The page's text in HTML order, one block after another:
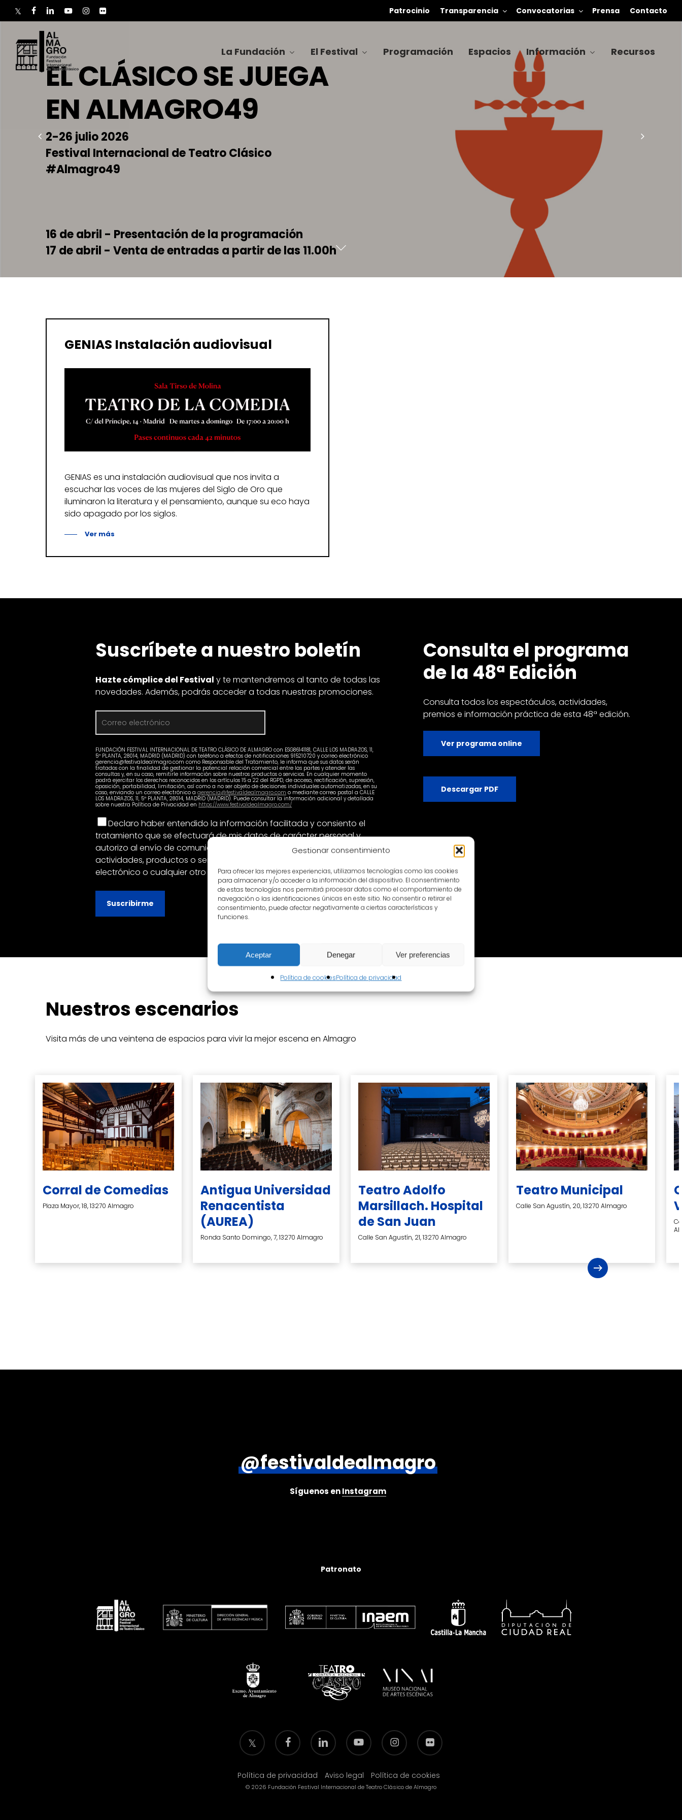
Gestionar consentimiento
Para ofrecer las mejores experiencias, utilizamos tecnologías como las cookies
para almacenar y/o acceder a la información del dispositivo. El consentimiento
de estas tecnologías nos permitirá procesar datos como el comportamiento de
navegación o las identificaciones únicas en este sitio. No consentir o retirar el
consentimiento, puede afectar negativamente a ciertas características y
funciones.
Aceptar Denegar Ver preferencias
Política de cookiesPolítica de privacidad
content
twitterfacebooklinkedinyoutubeinstagram
flickr
Patrocinio Transparencia Convocatorias Prensa Contacto
Hit enter to search or ESC to close
La Fundación El Festival Programación Espacios Información Recursos
EL CLÁSICO SE JUEGA
EN ALMAGRO49
2-26 julio 2026
Festival Internacional de Teatro Clásico
#Almagro49
16 de abril - Presentación de la programación
17 de abril - Venta de entradas a partir de las 11.00h
GENIAS Instalación audiovisual
GENIAS es una instalación audiovisual que nos invita a
escuchar las voces de las mujeres del Siglo de Oro que
iluminaron la literatura y el pensamiento, aunque su eco haya
sido apagado por los siglos.
Ver más
Suscríbete a nuestro boletín
Hazte cómplice del Festival y te mantendremos al tanto de todas las
novedades. Además, podrás acceder a todas nuestras promociones.
FUNDACIÓN FESTIVAL INTERNACIONAL DE TEATRO CLÁSICO DE ALMAGRO con ESG86141181, CALLE LOS MADRAZOS, 11,
5ª PLANTA, 28014, MADRID (MADRID) con teléfono a efectos de notificaciones 915210720 y correo electrónico
gerencia@festivaldealmagro.com como Responsable del Tratamiento, le informa que sus datos serán
tratados con la finalidad de gestionar la potencial relación comercial entre las partes y atender las
consultas y, en su caso, remitirle información sobre nuestros productos o servicios. En cualquier momento
podrá ejercitar los derechos reconocidos en los artículos 15 a 22 del RGPD, de acceso, rectificación, supresión,
oposición, portabilidad, limitación, así como a no ser objeto de decisiones individuales automatizadas, en su
caso, enviando un correo electrónico agerencia@festivaldealmagro.com o mediante correo postal a CALLE
LOS MADRAZOS, 11, 5ª PLANTA, 28014, MADRID (MADRID). Puede consultar la información adicional y detallada
sobre nuestra Política de Privacidad en https://www.festivaldealmagro.com/
Declaro haber entendido la información facilitada y consiento el
tratamiento que se efectuará de mis datos de carácter personal y
autorizo al envío de comunicaciones informativas relativas a las
actividades, productos o servicios por correo postal, correo
electrónico o cualquier otro medio electrónico equivalente.
Consulta el programa
de la 48ª Edición
Consulta todos los espectáculos, actividades,
premios e información práctica de esta 48ª edición.
Ver programa online
Descargar PDF
Nuestros escenarios
Visita más de una veintena de espacios para vivir la mejor escena en Almagro
Corral de Comedias
Plaza Mayor, 18, 13270 Almagro
Antigua Universidad
Renacentista
(AUREA)
Ronda Santo Domingo, 7, 13270 Almagro
Teatro Adolfo
Marsillach. Hospital
de San Juan
Calle San Agustín, 21, 13270 Almagro
Teatro Municipal
Calle San Agustín, 20, 13270 Almagro
@festivaldealmagro
Síguenos enInstagram
Patronato
twitter facebook linkedin youtube instagramflickr
Política de privacidad Aviso legal Política de cookies
© 2026 Fundación Festival Internacional de Teatro Clásico de Almagro